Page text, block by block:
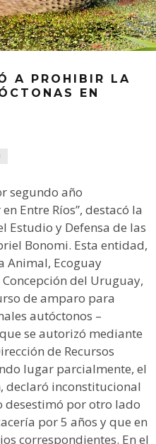
A PROHIBIR LA
EN
segundo año
Entre Ríos”, destacó la
Estudio y Defensa de las
Bonomi. Esta entidad,
Animal, Ecoguay
del Uruguay,
de amparo para
autóctonos –
se autorizó mediante
de Recursos
lugar parcialmente, el
declaró inconstitucional
desestimó por otro lado
por 5 años y que en
correspondientes. En el